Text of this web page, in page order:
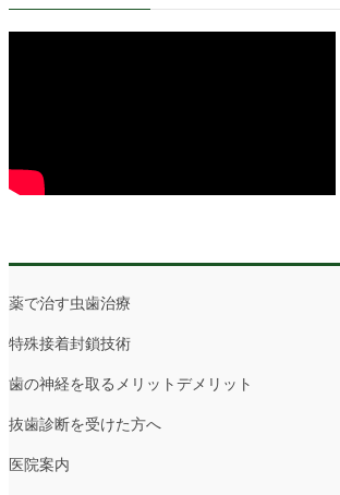
薬で治す虫歯治療
特殊接着封鎖技術
歯の神経を取るメリットデメリット
抜歯診断を受けた方へ
医院案内